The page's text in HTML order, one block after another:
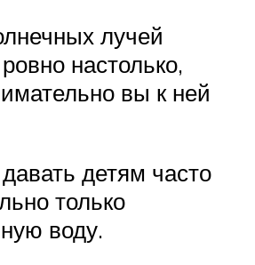
лучей
настолько,
вы к ней
детям часто
только
воду.